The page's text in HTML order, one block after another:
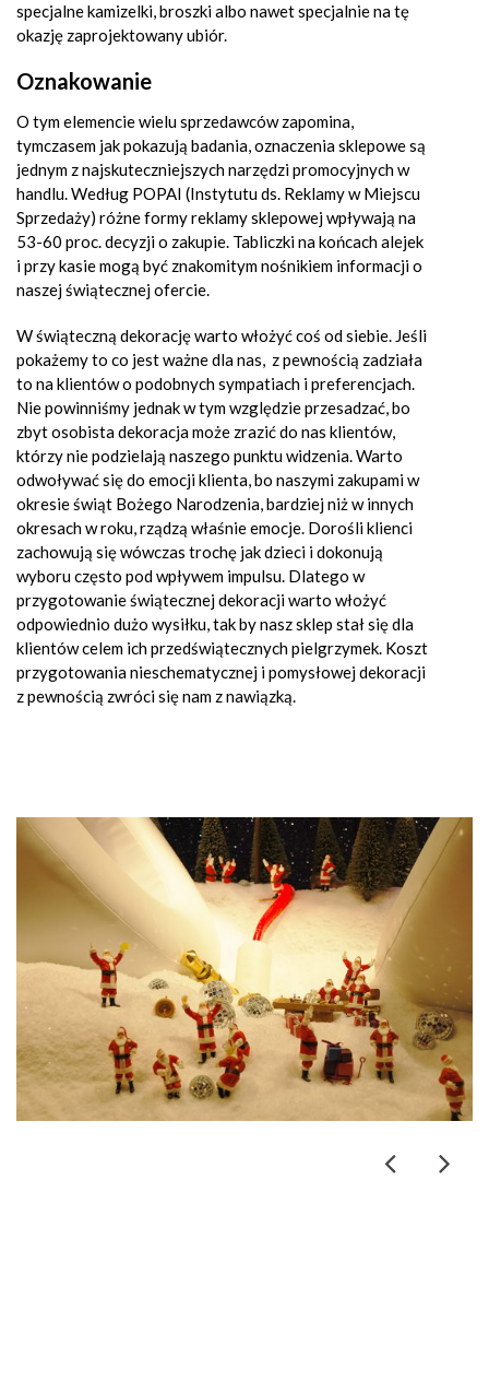
specjalne kamizelki, broszki albo nawet specjalnie na tę
okazję zaprojektowany ubiór.
Oznakowanie
O tym elemencie wielu sprzedawców zapomina,
tymczasem jak pokazują badania, oznaczenia sklepowe są
jednym z najskuteczniejszych narzędzi promocyjnych w
handlu. Według POPAI (Instytutu ds. Reklamy w Miejscu
Sprzedaży) różne formy reklamy sklepowej wpływają na
53-60 proc. decyzji o zakupie. Tabliczki na końcach alejek
i przy kasie mogą być znakomitym nośnikiem informacji o
naszej świątecznej ofercie.
W świąteczną dekorację warto włożyć coś od siebie. Jeśli
pokażemy to co jest ważne dla nas, z pewnością zadziała
to na klientów o podobnych sympatiach i preferencjach.
Nie powinniśmy jednak w tym względzie przesadzać, bo
zbyt osobista dekoracja może zrazić do nas klientów,
którzy nie podzielają naszego punktu widzenia. Warto
odwoływać się do emocji klienta, bo naszymi zakupami w
okresie świąt Bożego Narodzenia, bardziej niż w innych
okresach w roku, rządzą właśnie emocje. Dorośli klienci
zachowują się wówczas trochę jak dzieci i dokonują
wyboru często pod wpływem impulsu. Dlatego w
przygotowanie świątecznej dekoracji warto włożyć
odpowiednio dużo wysiłku, tak by nasz sklep stał się dla
klientów celem ich przedświątecznych pielgrzymek. Koszt
przygotowania nieschematycznej i pomysłowej dekoracji
z pewnością zwróci się nam z nawiązką.